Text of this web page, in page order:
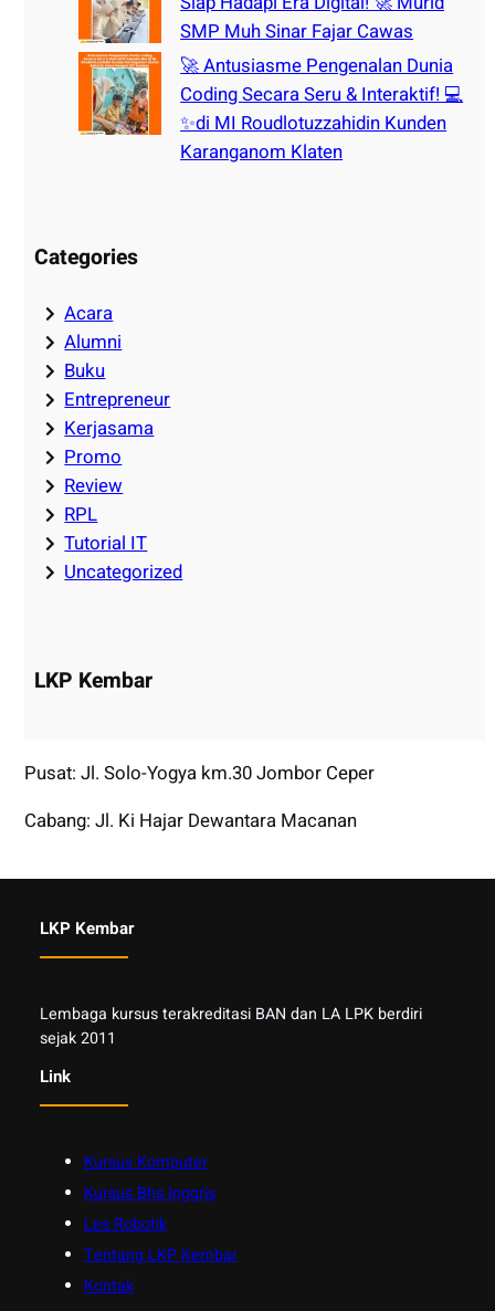
SMP Muh Sinar Fajar Cawas
🚀 Antusiasme Pengenalan Dunia
Coding Secara Seru & Interaktif! 💻
✨di MI Roudlotuzzahidin Kunden
Karanganom Klaten
Categories
Acara
Alumni
Buku
Entrepreneur
Kerjasama
Promo
Review
RPL
Tutorial IT
Uncategorized
LKP Kembar
Pusat: Jl. Solo-Yogya km.30 Jombor Ceper
Cabang: Jl. Ki Hajar Dewantara Macanan
LKP Kembar
Lembaga kursus terakreditasi BAN dan LA LPK berdiri
sejak 2011
Link
Kursus Komputer
Kursus Bhs Inggris
Les Robotik
Tentang LKP Kembar
Kontak